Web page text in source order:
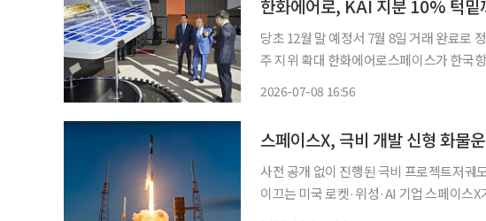
한화에어로, KAI 지분 10% 턱
당초 12월 말 예정서 7월 8일 거래 완료로
주 지위 확대 한화에어로스페이스가 한국항공우주산업(KAI) 지분 추가 취득을 당초 계획보
2026-07-08 16:56
스페이스X, 극비 개발 신형 화물
사전 공개 없이 진행된 극비 프로젝트저궤도 물류·
이끄는 미국 로켓·위성·AI 기업 스페이스